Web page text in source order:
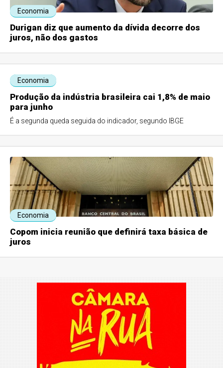
Economia
Durigan diz que aumento da dívida decorre dos
juros, não dos gastos
Economia
Produção da indústria brasileira cai 1,8% de maio
para junho
É a segunda queda seguida do indicador, segundo IBGE
Economia
Copom inicia reunião que definirá taxa básica de
juros